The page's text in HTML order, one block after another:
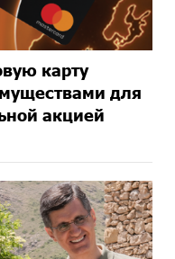
карту
для
акцией